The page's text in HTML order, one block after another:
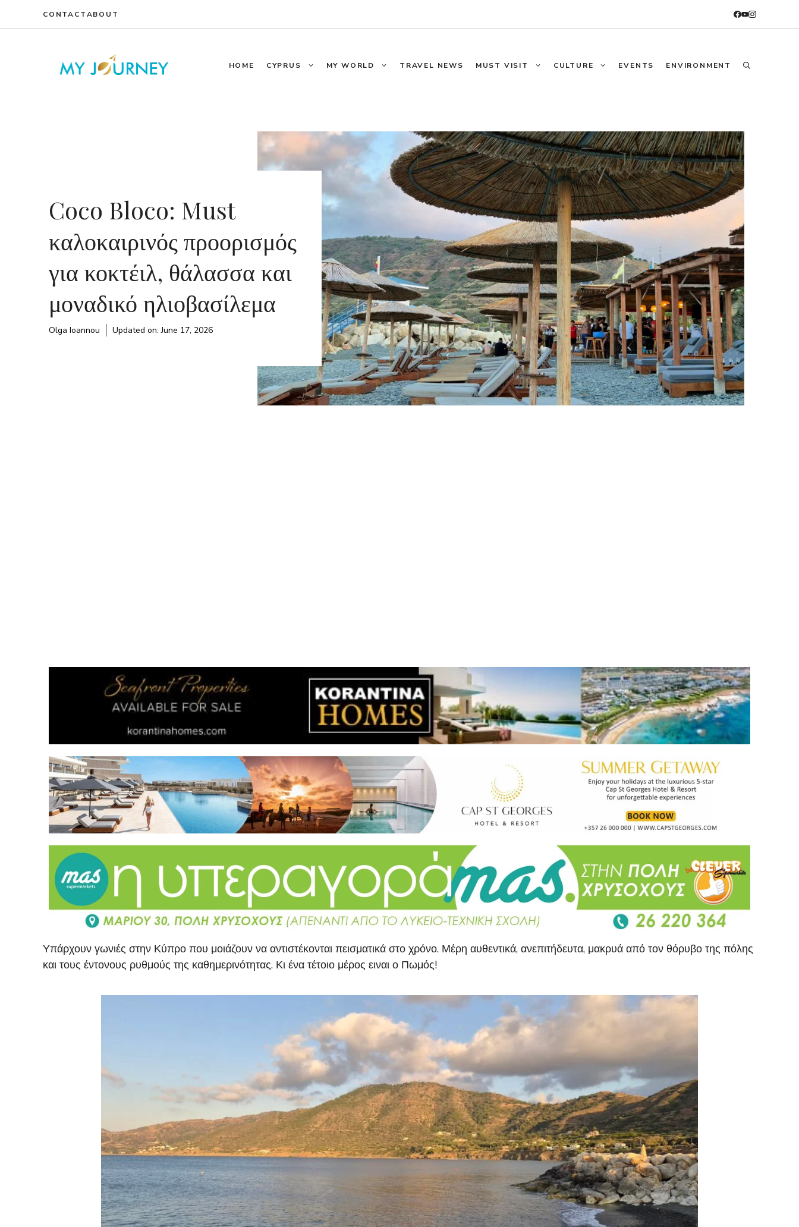
CONTACTABOUT
HOME CYPRUS MY WORLD TRAVEL NEWS MUST VISIT CULTURE EVENTS ENVIRONMENT
Coco Bloco: Must
καλοκαιρινός προορισμός
για κοκτέιλ, θάλασσα και
μοναδικό ηλιοβασίλεμα
Olga Ioannou Updated on:June 17, 2026
Υπάρχουν γωνιές στην Κύπρο που μοιάζουν να αντιστέκονται πεισματικά στο χρόνο. Μέρη αυθεντικά, ανεπιτήδευτα, μακρυά από τον θόρυβο της πόλης
και τους έντονους ρυθμούς της καθημερινότητας. Κι ένα τέτοιο μέρος ειναι ο Πωμός!